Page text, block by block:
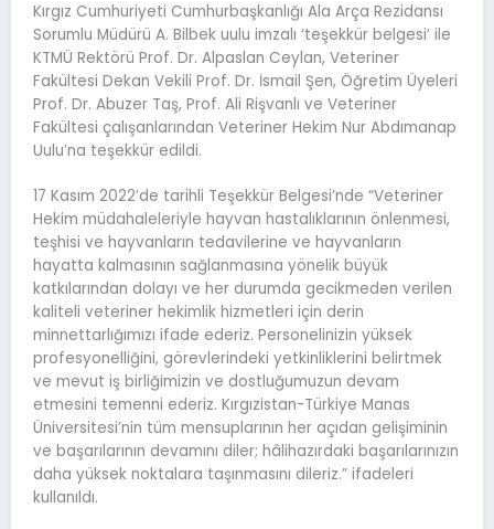
Kırgız Cumhuriyeti Cumhurbaşkanlığı Ala Arça Rezidansı
Sorumlu Müdürü A. Bilbek uulu imzalı ‘teşekkür belgesi’ ile
KTMÜ Rektörü Prof. Dr. Alpaslan Ceylan, Veteriner
Fakültesi Dekan Vekili Prof. Dr. İsmail Şen, Öğretim Üyeleri
Prof. Dr. Abuzer Taş, Prof. Ali Rişvanlı ve Veteriner
Fakültesi çalışanlarından Veteriner Hekim Nur Abdımanap
Uulu’na teşekkür edildi.
17 Kasım 2022’de tarihli Teşekkür Belgesi’nde “Veteriner
Hekim müdahaleleriyle hayvan hastalıklarının önlenmesi,
teşhisi ve hayvanların tedavilerine ve hayvanların
hayatta kalmasının sağlanmasına yönelik büyük
katkılarından dolayı ve her durumda gecikmeden verilen
kaliteli veteriner hekimlik hizmetleri için derin
minnettarlığımızı ifade ederiz. Personelinizin yüksek
profesyonelliğini, görevlerindeki yetkinliklerini belirtmek
ve mevut iş birliğimizin ve dostluğumuzun devam
etmesini temenni ederiz. Kırgızistan-Türkiye Manas
Üniversitesi’nin tüm mensuplarının her açıdan gelişiminin
ve başarılarının devamını diler; hâlihazırdaki başarılarınızın
daha yüksek noktalara taşınmasını dileriz.” ifadeleri
kullanıldı.